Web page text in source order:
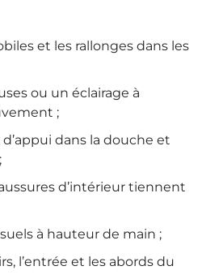
et les rallonges dans les
ou un éclairage à
;
dans la douche et
d’intérieur tiennent
à hauteur de main ;
l’entrée et les abords du